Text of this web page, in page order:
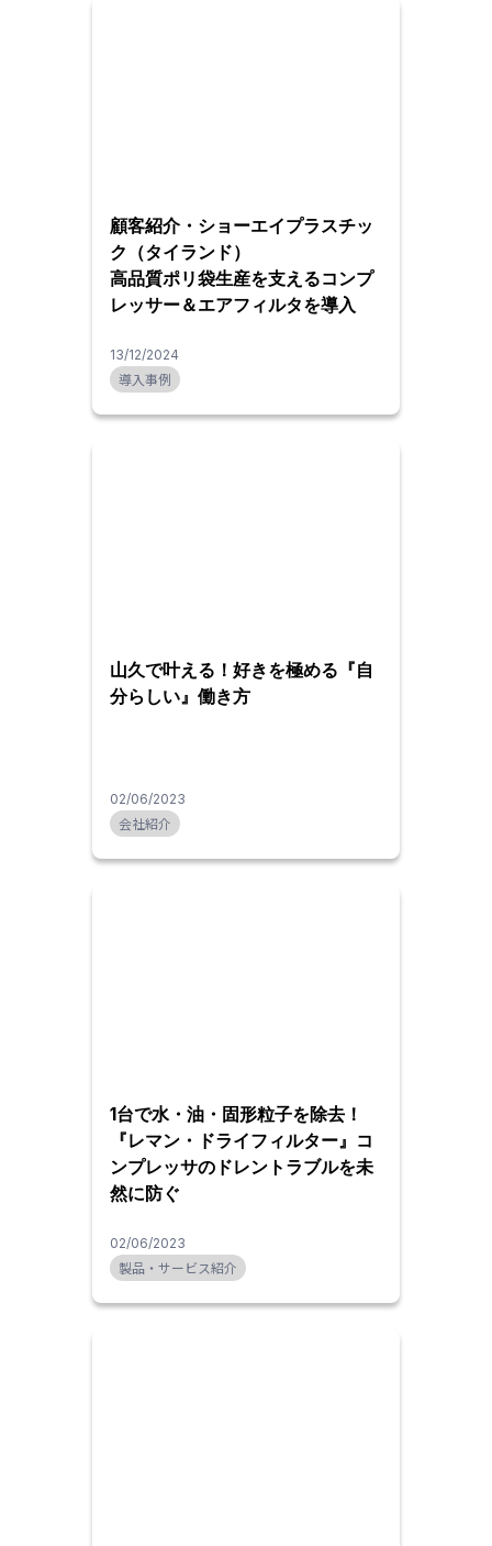
顧客紹介・ショーエイプラスチッ
ク（タイランド）
高品質ポリ袋生産を支えるコンプ
レッサー＆エアフィルタを導入
13/12/2024
導入事例
山久で叶える！好きを極める『自
分らしい』働き方
02/06/2023
会社紹介
1台で水・油・固形粒子を除去！
『レマン・ドライフィルター』コ
ンプレッサのドレントラブルを未
然に防ぐ
02/06/2023
製品・サービス紹介